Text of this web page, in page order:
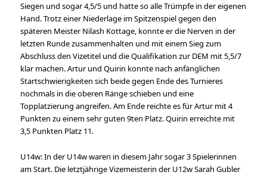
Siegen und sogar 4,5/5 und hatte so alle Trümpfe in der eigenen
Hand. Trotz einer Niederlage im Spitzenspiel gegen den
späteren Meister Nilash Kottage, konnte er die Nerven in der
letzten Runde zusammenhalten und mit einem Sieg zum
Abschluss den Vizetitel und die Qualifikation zur DEM mit 5,5/7
klar machen. Artur und Quirin konnte nach anfänglichen
Startschwierigkeiten sich beide gegen Ende des Turnieres
nochmals in die oberen Ränge schieben und eine
Topplatzierung angreifen. Am Ende reichte es für Artur mit 4
Punkten zu einem sehr guten 9ten Platz. Quirin erreichte mit
3,5 Punkten Platz 11.
U14w: In der U14w waren in diesem Jahr sogar 3 Spielerinnen
am Start. Die letztjährige Vizemeisterin der U12w Sarah Gubler